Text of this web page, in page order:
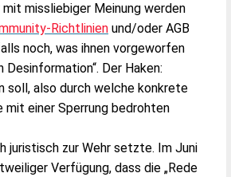
missliebiger Meinung werden
Richtlinien und/oder AGB
noch, was ihnen vorgeworfen
Desinformation“. Der Haken:
soll, also durch welche konkrete
mit einer Sperrung bedrohten
juristisch zur Wehr setzte. Im Juni
Verfügung, dass die „Rede